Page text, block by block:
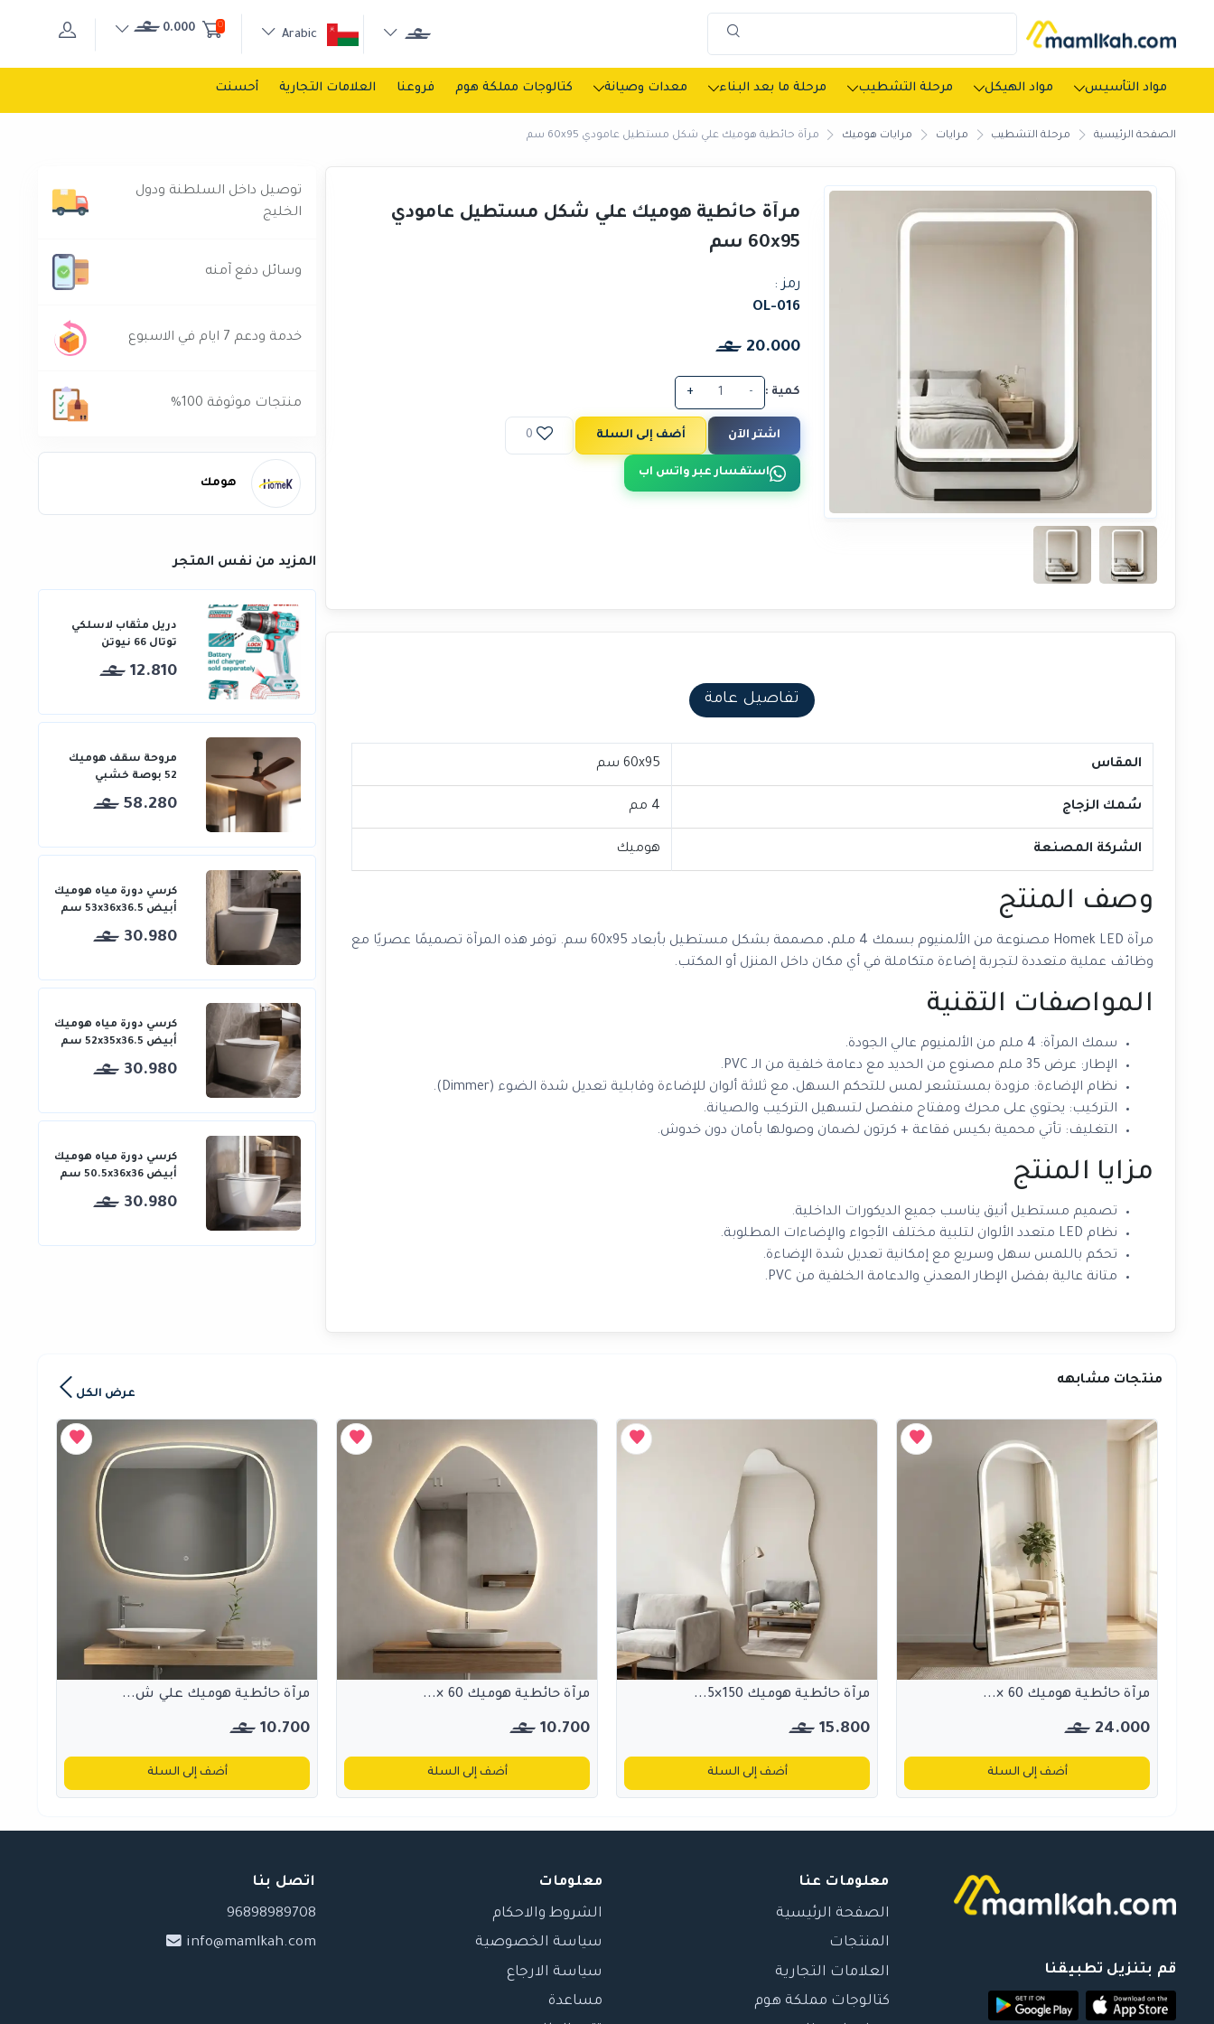
0
0.000
مواد التأسيس مواد الهيكل مرحلة التشطيب مرحلة ما بعد البناء معدات وصيانة كتالوجات مملكة هوم فروعنا العلامات التجارية أحسنت
الصفحة الرئيسية مرحلة التشطيب مرايات مرايات هوميك مرآة حائطية هوميك علي شكل مستطيل عامودي 60x95 سم
مرآة حائطية هوميك علي شكل مستطيل عامودي
60x95 سم
رمز :
OL-016
20.000
كمية : -
+
اشتر الآن أضف إلى السلة 0
استفسار عبر واتس اب
تفاصيل عامة
المقاس 60x95 سم
سُمك الزجاج 4 مم
الشركة المصنعة هوميك
وصف المنتج
مرآة Homek LED مصنوعة من الألمنيوم بسمك 4 ملم، مصممة بشكل مستطيل بأبعاد 60x95 سم. توفر هذه المرآة تصميمًا عصريًا مع
وظائف عملية متعددة لتجربة إضاءة متكاملة في أي مكان داخل المنزل أو المكتب.
المواصفات التقنية
سمك المرآة: 4 ملم من الألمنيوم عالي الجودة.
الإطار: عرض 35 ملم مصنوع من الحديد مع دعامة خلفية من الـ PVC.
نظام الإضاءة: مزودة بمستشعر لمس للتحكم السهل، مع ثلاثة ألوان للإضاءة وقابلية تعديل شدة الضوء (Dimmer).
التركيب: يحتوي على محرك ومفتاح منفصل لتسهيل التركيب والصيانة.
التغليف: تأتي محمية بكيس فقاعة + كرتون لضمان وصولها بأمان دون خدوش.
مزايا المنتج
تصميم مستطيل أنيق يناسب جميع الديكورات الداخلية.
نظام LED متعدد الألوان لتلبية مختلف الأجواء والإضاءات المطلوبة.
تحكم باللمس سهل وسريع مع إمكانية تعديل شدة الإضاءة.
متانة عالية بفضل الإطار المعدني والدعامة الخلفية من PVC.
توصيل داخل السلطنة ودول
الخليج
وسائل دفع آمنه
خدمة ودعم 7 ايام في الاسبوع
منتجات موثوقة 100%
هومك
المزيد من نفس المتجر
دريل مثقاب لاسلكي
توتال 66 نيوتن
12.810
مروحة سقف هوميك
52 بوصة خشبي
58.280
كرسي دورة مياه هوميك
أبيض 53x36x36.5 سم
30.980
كرسي دورة مياه هوميك
أبيض 52x35x36.5 سم
30.980
كرسي دورة مياه هوميك
أبيض 50.5x36x36 سم
30.980
منتجات مشابهه
عرض الكل
مرآة حائطية هوميك 60 ×...
24.000
أضف إلى السلة
مرآة حائطية هوميك 150×5...
15.800
أضف إلى السلة
مرآة حائطية هوميك 60 ×...
10.700
أضف إلى السلة
مرآة حائطية هوميك علي ش...
10.700
أضف إلى السلة
قم بتنزيل تطبيقنا
معلومات عنا
الصفحة الرئيسية
المنتجات
العلامات التجارية
كتالوجات مملكة هوم
معلومات
الشروط والاحكام
سياسة الخصوصية
سياسة الارجاع
مساعدة
اتصل بنا
96898989708
info@mamlkah.com